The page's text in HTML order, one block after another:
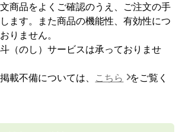
商品をよくご確認のうえ、ご注文の手
ます。また商品の機能性、有効性につ
りません。
（のし）サービスは承っておりませ
載不備については、 こちら
をご覧く